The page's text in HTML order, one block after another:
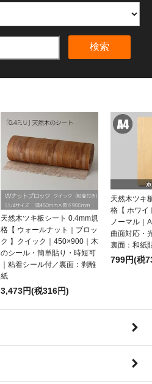
検索
天然木ツキ板シート 0.4mm規
格【 ウォールナット｜ブロッ
ク 】クイック｜450×900｜木
のシール・簡単貼り・時短可
｜粘着シール付／裏面：剥離
紙
3,473円(税316円)
天然木ツキ
格【 ホワイ
ノーマル｜
曲面対応・
裏面：和紙
799円(税